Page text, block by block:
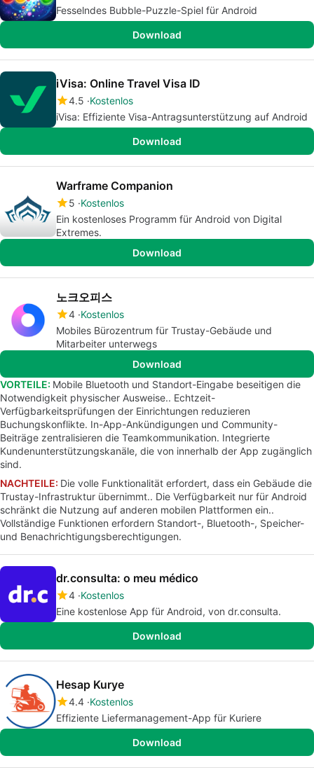
Fesselndes Bubble-Puzzle-Spiel für Android
Download
iVisa: Online Travel Visa ID
4.5 Kostenlos
iVisa: Effiziente Visa-Antragsunterstützung auf Android
Download
Warframe Companion
5 Kostenlos
Ein kostenloses Programm für Android von Digital
Extremes.
Download
노크오피스
4 Kostenlos
Mobiles Bürozentrum für Trustay-Gebäude und
Mitarbeiter unterwegs
Download
VORTEILE: Mobile Bluetooth und Standort-Eingabe beseitigen die
Notwendigkeit physischer Ausweise.. Echtzeit-
Verfügbarkeitsprüfungen der Einrichtungen reduzieren
Buchungskonflikte. In-App-Ankündigungen und Community-
Beiträge zentralisieren die Teamkommunikation. Integrierte
Kundenunterstützungskanäle, die von innerhalb der App zugänglich
sind.
NACHTEILE: Die volle Funktionalität erfordert, dass ein Gebäude die
Trustay-Infrastruktur übernimmt.. Die Verfügbarkeit nur für Android
schränkt die Nutzung auf anderen mobilen Plattformen ein..
Vollständige Funktionen erfordern Standort-, Bluetooth-, Speicher-
und Benachrichtigungsberechtigungen.
dr.consulta: o meu médico
4 Kostenlos
Eine kostenlose App für Android, von dr.consulta.
Download
Hesap Kurye
4.4 Kostenlos
Effiziente Liefermanagement-App für Kuriere
Download